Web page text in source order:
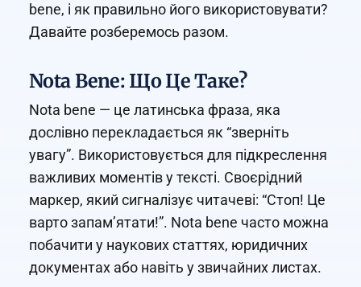
bene, і як правильно його використовувати?
Давайте розберемось разом.
Nota Bene: Що Це Таке?
Nota bene — це латинська фраза, яка
дослівно перекладається як “зверніть
увагу”. Використовується для підкреслення
важливих моментів у тексті. Своєрідний
маркер, який сигналізує читачеві: “Стоп! Це
варто запам’ятати!”. Nota bene часто можна
побачити у наукових статтях, юридичних
документах або навіть у звичайних листах.